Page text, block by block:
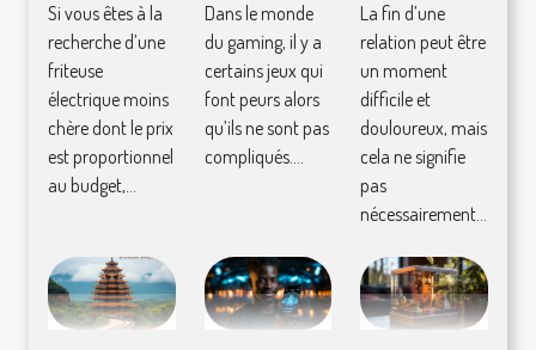
Si vous êtes à la
recherche d’une
friteuse
électrique moins
chère dont le prix
est proportionnel
au budget,...
Dans le monde
du gaming, il y a
certains jeux qui
font peurs alors
qu’ils ne sont pas
compliqués....
La fin d’une
relation peut être
un moment
difficile et
douloureux, mais
cela ne signifie
pas
nécessairement...